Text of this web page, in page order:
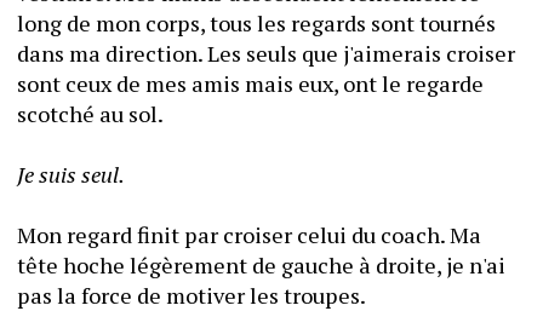
long de mon corps, tous les regards sont tournés
dans ma direction. Les seuls que j'aimerais croiser
sont ceux de mes amis mais eux, ont le regarde
scotché au sol.
Je suis seul.
Mon regard finit par croiser celui du coach. Ma
tête hoche légèrement de gauche à droite, je n'ai
pas la force de motiver les troupes.